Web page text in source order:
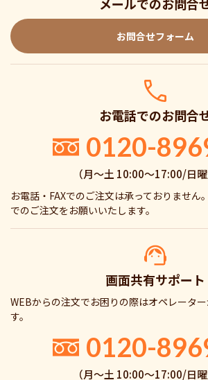
お問合せフォーム
お電話でのお問合
0120-
（月〜土 10:00〜17:00/日曜
お電話・FAXでのご注文は承っておりません
でのご注文をお願いいたします。
画面共有サポート
WEBからの注文でお困りの際はオペレータ
す。
0120-
（月〜土 10:00〜17:00/日曜